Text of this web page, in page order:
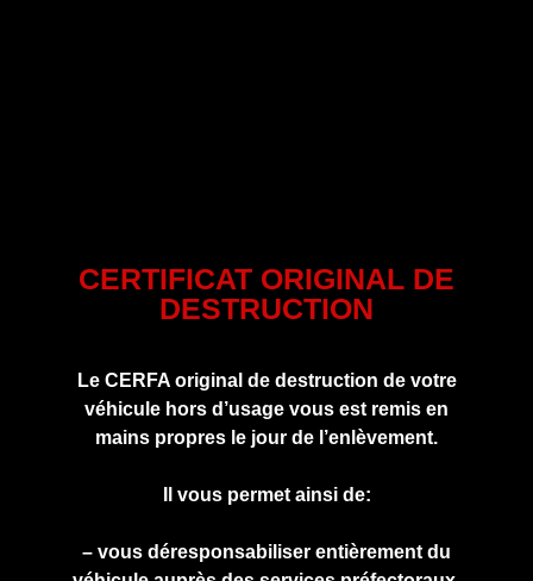
CERTIFICAT ORIGINAL DE
DESTRUCTION
Le CERFA original de destruction de votre
véhicule hors d’usage vous est remis en
mains propres le jour de l’enlèvement.
Il vous permet ainsi de:
– vous déresponsabiliser entièrement du